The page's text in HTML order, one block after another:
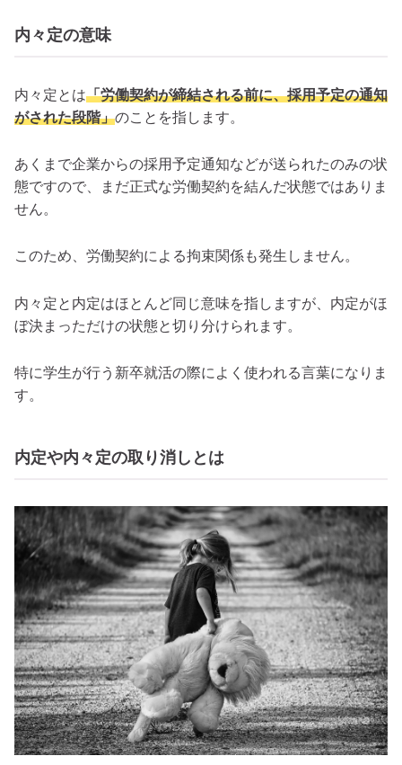
内々定の意味
内々定とは「労働契約が締結される前に、採用予定の通知
がされた段階」のことを指します。
あくまで企業からの採用予定通知などが送られたのみの状
態ですので、まだ正式な労働契約を結んだ状態ではありま
せん。
このため、労働契約による拘束関係も発生しません。
内々定と内定はほとんど同じ意味を指しますが、内定がほ
ぼ決まっただけの状態と切り分けられます。
特に学生が行う新卒就活の際によく使われる言葉になりま
す。
内定や内々定の取り消しとは